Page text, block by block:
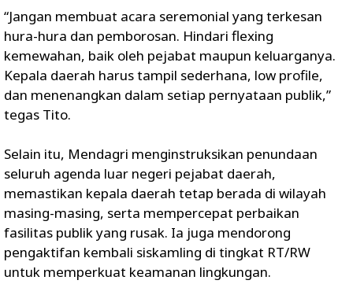
“Jangan membuat acara seremonial yang terkesan
hura-hura dan pemborosan. Hindari flexing
kemewahan, baik oleh pejabat maupun keluarganya.
Kepala daerah harus tampil sederhana, low profile,
dan menenangkan dalam setiap pernyataan publik,”
tegas Tito.
Selain itu, Mendagri menginstruksikan penundaan
seluruh agenda luar negeri pejabat daerah,
memastikan kepala daerah tetap berada di wilayah
masing-masing, serta mempercepat perbaikan
fasilitas publik yang rusak. Ia juga mendorong
pengaktifan kembali siskamling di tingkat RT/RW
untuk memperkuat keamanan lingkungan.